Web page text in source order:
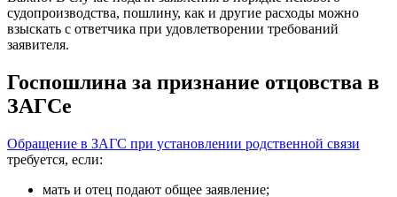
судопроизводства, пошлину, как и другие расходы можно
взыскать с ответчика при удовлетворении требований
заявителя.
Госпошлина за признание отцовства в
ЗАГСе
Обращение в ЗАГС при установлении родственной связи
требуется, если:
мать и отец подают общее заявление;